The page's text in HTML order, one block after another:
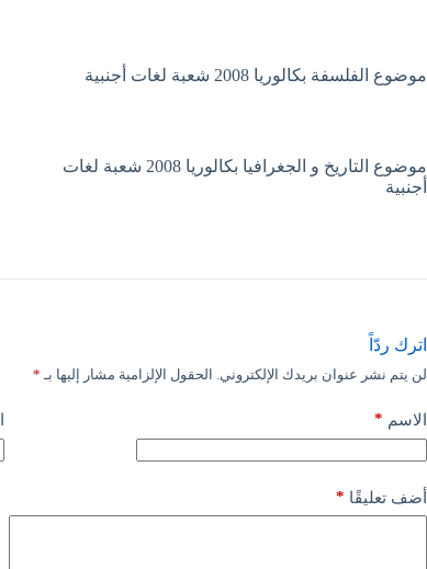
موضوع الفلسفة بكالوريا 2008 شعبة لغات أجنبية
موضوع التاريخ و الجغرافيا بكالوريا 2008 شعبة لغات
أجنبية
اترك ردّاً
لن يتم نشر عنوان بريدك الإلكتروني. الحقول الإلزامية مشار إليها بـ *
الاسم *
أضف تعليقًا *